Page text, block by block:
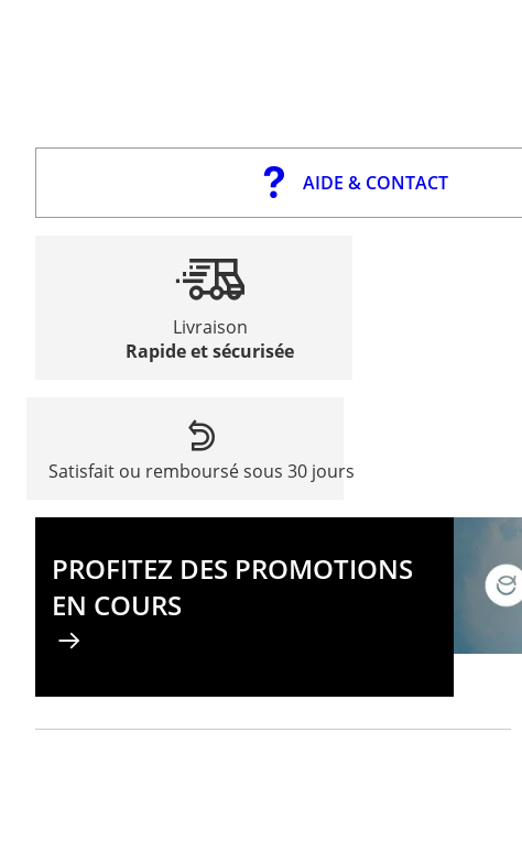
AIDE & CONTACT
Livraison
Rapide et sécurisée
Satisfait ou remboursé sous 30 jours
PROFITEZ DES PROMOTIONS
EN COURS